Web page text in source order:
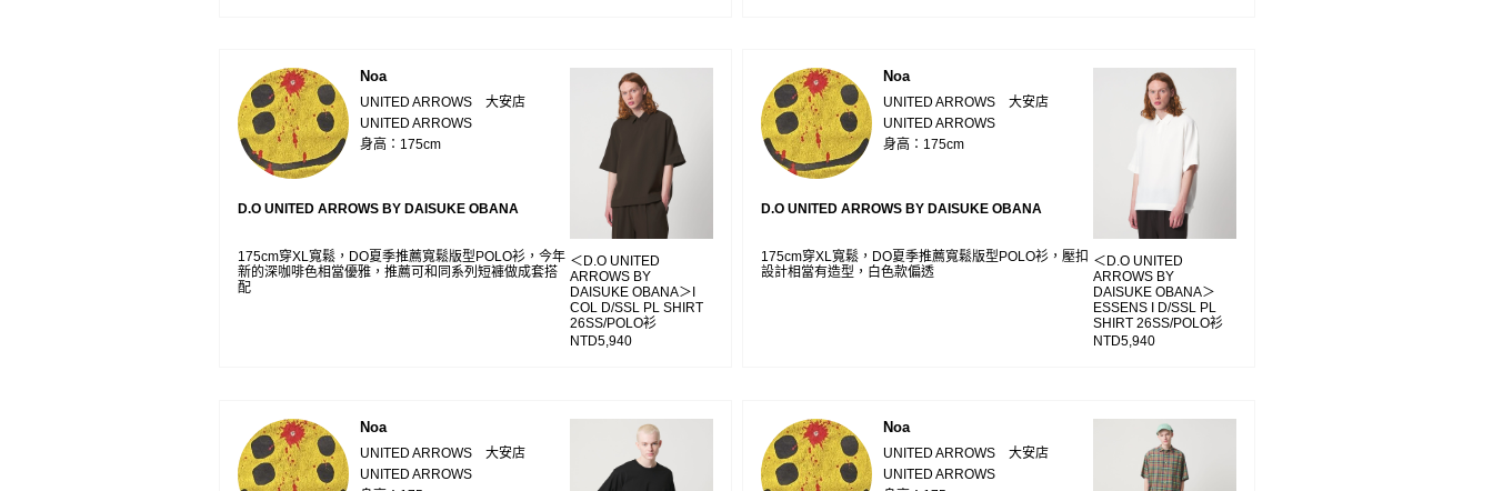
Noa
UNITED ARROWS 大安店
UNITED ARROWS
身高：175cm
D.O UNITED ARROWS BY DAISUKE OBANA
175cm穿XL寬鬆，DO夏季推薦寬鬆版型POLO衫，今年
新的深咖啡色相當優雅，推薦可和同系列短褲做成套搭
配
＜D.O UNITED
ARROWS BY
DAISUKE OBANA＞I
COL D/SSL PL SHIRT
26SS/POLO衫
NTD5,940
Noa
UNITED ARROWS 大安店
UNITED ARROWS
身高：175cm
D.O UNITED ARROWS BY DAISUKE OBANA
175cm穿XL寬鬆，DO夏季推薦寬鬆版型POLO衫，壓扣
設計相當有造型，白色款偏透
＜D.O UNITED
ARROWS BY
DAISUKE OBANA＞
ESSENS I D/SSL PL
SHIRT 26SS/POLO衫
NTD5,940
Noa
UNITED ARROWS 大安店
UNITED ARROWS
Noa
UNITED ARROWS 大安店
UNITED ARROWS